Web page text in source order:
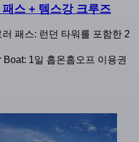
스 + 템스강 크루즈
패스: 런던 타워를 포함한 2
1일 홉온홉오프 이용권